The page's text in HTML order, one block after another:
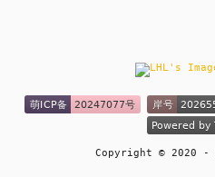
Copyright © 2020 -